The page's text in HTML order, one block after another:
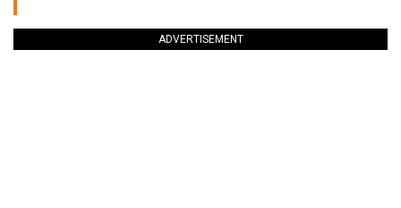
ADVERTISEMENT